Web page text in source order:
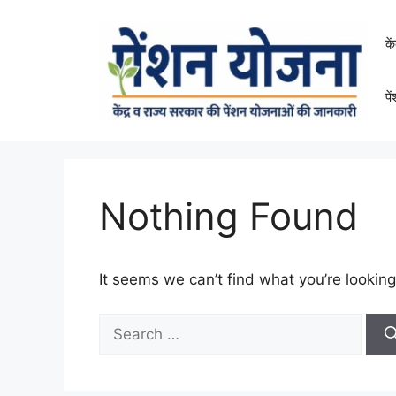
Nothing Found
It seems we can’t find what you’re
for: